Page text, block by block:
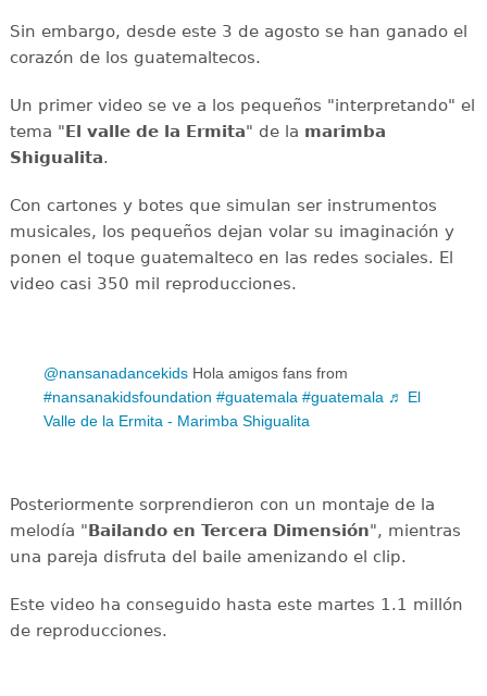
Sin embargo, desde este 3 de agosto se han ganado el
corazón de los guatemaltecos.
Un primer video se ve a los pequeños "interpretando" el
tema "El valle de la Ermita" de la marimba
Shigualita.
Con cartones y botes que simulan ser instrumentos
musicales, los pequeños dejan volar su imaginación y
ponen el toque guatemalteco en las redes sociales. El
video casi 350 mil reproducciones.
@nansanadancekids Hola amigos fans from
#nansanakidsfoundation #guatemala #guatemala ♬ El
Valle de la Ermita - Marimba Shigualita
Posteriormente sorprendieron con un montaje de la
melodía " Bailando en Tercera Dimensión", mientras
una pareja disfruta del baile amenizando el clip.
Este video ha conseguido hasta este martes 1.1 millón
de reproducciones.